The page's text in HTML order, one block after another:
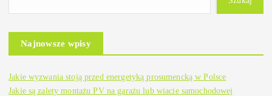
Najnowsze wpisy
Jakie wyzwania stoją przed energetyką prosumencką w Polsce
Jakie są zalety montażu PV na garażu lub wiacie samochodowej